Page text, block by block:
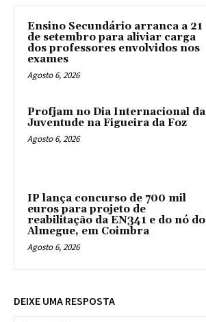
Ensino Secundário arranca a 21
de setembro para aliviar carga
dos professores envolvidos nos
exames
Agosto 6, 2026
Profjam no Dia Internacional da
Juventude na Figueira da Foz
Agosto 6, 2026
IP lança concurso de 700 mil
euros para projeto de
reabilitação da EN341 e do nó do
Almegue, em Coimbra
Agosto 6, 2026
DEIXE UMA RESPOSTA